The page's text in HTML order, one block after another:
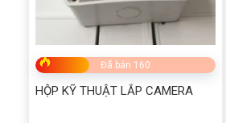
Đã bán 160
HỘP KỸ THUẬT LẮP CAMERA